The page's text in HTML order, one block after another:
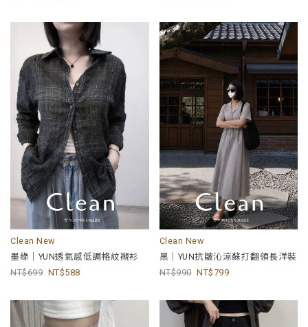
Clean New
墨綠｜YUN透氣感低調格紋襯衫
699
588
Clean New
黑｜YUN抗皺沁涼蘇打翻領長洋裝
990
799